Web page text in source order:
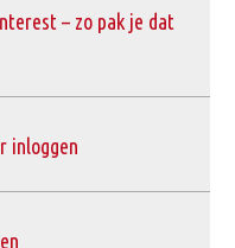
– zo pak je dat
inloggen